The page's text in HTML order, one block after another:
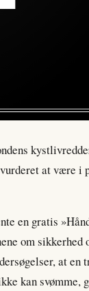
at være i
en gratis
om sikkerhed
at en
kan svømme,